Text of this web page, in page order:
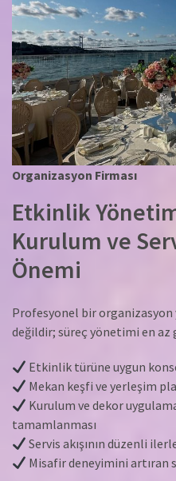
Organizasyon Firması
Etkinlik
Kurulum ve
Önemi
Profesyonel bir
değildir; süreç yönetimi en
Etkinlik türüne uygun
Mekan keşfi ve yerleşim
Kurulum ve dekor
tamamlanması
Servis akışının düzenli
Misafir deneyimini artıran